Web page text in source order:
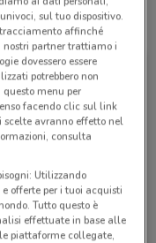
sul tuo dispositivo.
affinché
nostri partner trattiamo i
dovessero essere
potrebbero non
menu per
facendo clic sul link
avranno effetto nel
consulta
Utilizzando
offerte per i tuoi acquisti
Tutto questo è
effettuate in base alle
piattaforme collegate,